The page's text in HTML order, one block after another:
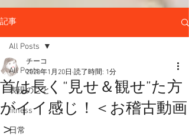
記事
All Posts
表現のこと
fitness
日常
All Posts
首は長く“見せ＆観せ”た方
がイイ感じ！＜お稽古動画
＞
チーコ
2020年1月20日 読了時間: 1分